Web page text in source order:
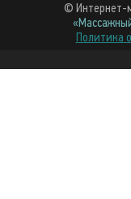
© Интернет-
Политика